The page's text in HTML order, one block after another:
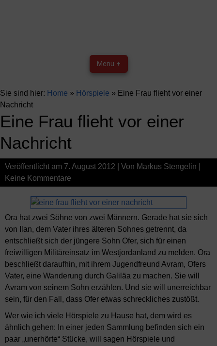
Menü +
Sie sind hier: Home » Hörspiele » Eine Frau flieht vor einer
Nachricht
Eine Frau flieht vor einer
Nachricht
Veröffentlicht am 7. August 2012 | Von Markus Stengelin
Keine Kommentare
Ora hat zwei Söhne von zwei Männern. Gerade hat sie sich
von Ilan, dem Vater ihres älteren Sohnes getrennt, da
entschließt sich der jüngere Sohn Ofer, sich für einen
freiwilligen Militäreinsatz im Westjordanland zu melden. Ora
beschließt daraufhin, mit ihrem Jugendfreund Avram, Ofers
Vater, eine Wanderung durch Galiläa zu machen. Sie will
Avram von seinem Sohn erzählen. Und sie will unerreichbar
sein, für den Fall, dass Ofer etwas schreckliches zustößt.
Wer wie ich viele Hörspiele zu Hause hat, dem wird es
ähnlich gehen: In einer jeden Sammlung befinden sich ein
paar „unerhörte“ Stücke, will sagen Hörspiele und